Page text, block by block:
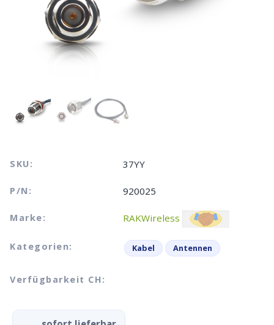
SKU: 37YY
P/N: 920025
Marke: RAKWireless
Kategorien: Kabel Antennen
Verfügbarkeit CH: